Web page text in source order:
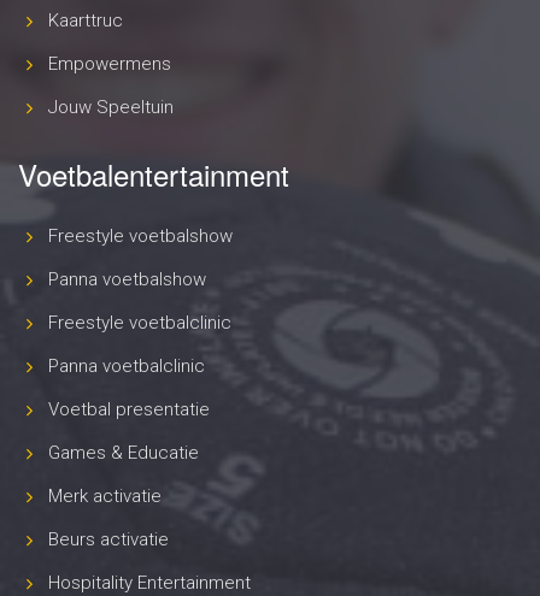
Kaarttruc
Empowermens
Jouw Speeltuin
Voetbalentertainment
Freestyle voetbalshow
Panna voetbalshow
Freestyle voetbalclinic
Panna voetbalclinic
Voetbal presentatie
Games & Educatie
Merk activatie
Beurs activatie
Hospitality Entertainment